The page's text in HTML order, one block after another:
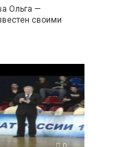
Ольга —
своими